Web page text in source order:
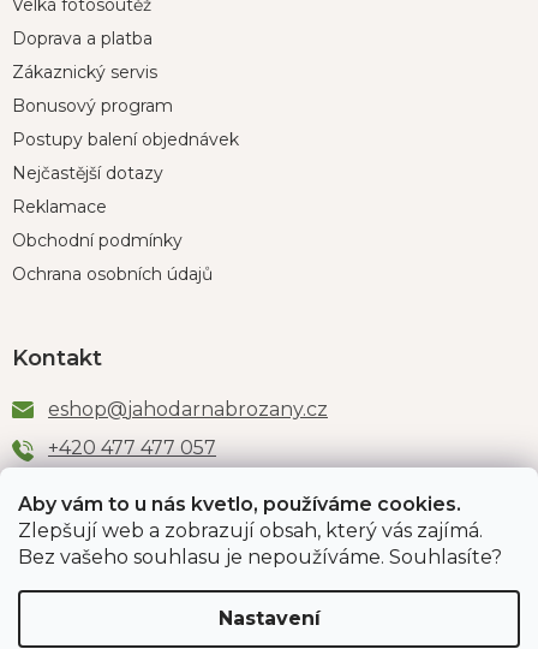
Aby vám to u nás kvetlo, používáme cookies.
Zlepšují web a zobrazují obsah, který vás zajímá.
Bez vašeho souhlasu je nepoužíváme. Souhlasíte?
Nastavení
Velká fotosoutěž
Doprava a platba
Zákaznický servis
Bonusový program
Postupy balení objednávek
Nejčastější dotazy
Reklamace
Obchodní podmínky
Ochrana osobních údajů
Kontakt
eshop@jahodarnabrozany.cz
+420 477 477 057
Odběr newsletteru